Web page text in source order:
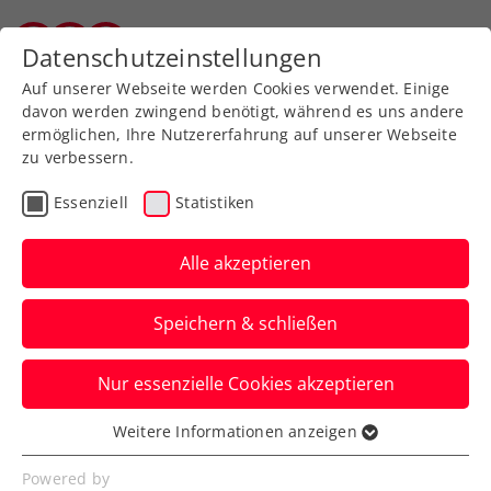
Zurück zur Newsübersicht
Verbands-Info
Happy Birthday, Marion
Maruska!
Die ÖTV-Sportkoordinatorin und -Billie-
Jean-King-Cup-Kapitänin wird diesen
Donnerstag 50 Jahre alt.
Verfasst von: Manuel Wachta, 15.12.2022
Datenschutzeinstellungen
Auf unserer Webseite werden Cookies verwendet. Einige
davon werden zwingend benötigt, während es uns andere
ermöglichen, Ihre Nutzererfahrung auf unserer Webseite
zu verbessern.
Essenziell Statistiken
Alle akzeptieren
Speichern & schließen
Nur essenzielle Cookies akzeptieren
Essenziell
Essenzielle Cookies werden für grundlegende
Weitere Informationen anzeigen
Powered by